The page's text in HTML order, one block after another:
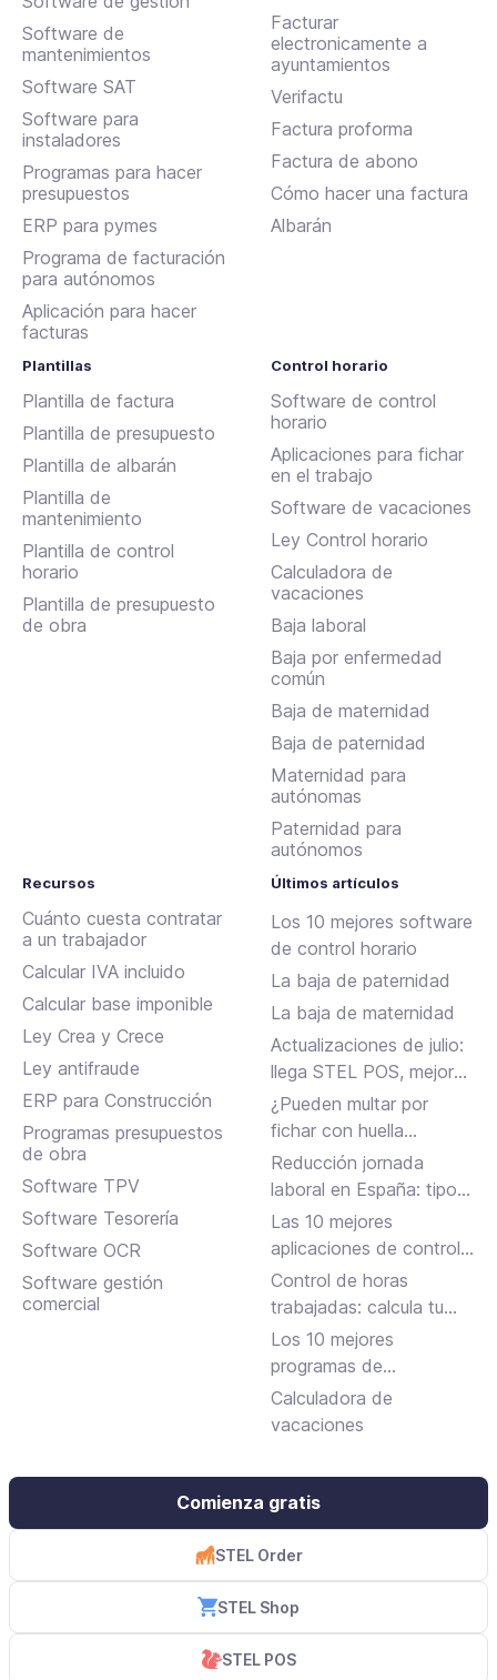
Software de
mantenimientos
Software SAT
Software para
instaladores
Programas para hacer
presupuestos
ERP para pymes
Programa de facturación
para autónomos
Aplicación para hacer
facturas
Facturar
electronicamente a
ayuntamientos
Verifactu
Factura proforma
Factura de abono
Cómo hacer una factura
Albarán
Plantillas
Plantilla de factura
Plantilla de presupuesto
Plantilla de albarán
Plantilla de
mantenimiento
Plantilla de control
horario
Plantilla de presupuesto
de obra
Control horario
Software de control
horario
Aplicaciones para fichar
en el trabajo
Software de vacaciones
Ley Control horario
Calculadora de
vacaciones
Baja laboral
Baja por enfermedad
común
Baja de maternidad
Baja de paternidad
Maternidad para
autónomas
Paternidad para
autónomos
Recursos
Cuánto cuesta contratar
a un trabajador
Calcular IVA incluido
Calcular base imponible
Ley Crea y Crece
Ley antifraude
ERP para Construcción
Programas presupuestos
de obra
Software TPV
Software Tesorería
Software OCR
Software gestión
comercial
Últimos artículos
Los 10 mejores software
de control horario
La baja de paternidad
La baja de maternidad
Actualizaciones de julio:
llega STEL POS, mejoras
en Assistant, albaranes
en Inbox y más
¿Pueden multar por
fichar con huella
dactilar?
Reducción jornada
laboral en España: tipos,
requisitos y cómo
solicitarla
Las 10 mejores
aplicaciones de control
horario para fichar en el
trabajo
Control de horas
trabajadas: calcula tu
jornada laboral
Los 10 mejores
programas de
facturación gratuitos y
de pago
Calculadora de
vacaciones
Comienza gratis
STEL Order
STEL Shop
STEL POS